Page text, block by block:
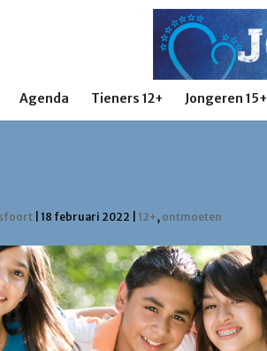
Agenda Tieners 12+ Jongeren 15+
|18 februari 2022 |12+, ontmoeten